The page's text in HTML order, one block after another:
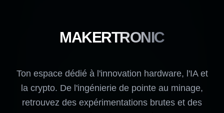
MAKERTRONIC
Ton espace dédié à l'innovation hardware, l'IA et
la crypto. De l'ingénierie de pointe au minage,
retrouvez des expérimentations brutes et des